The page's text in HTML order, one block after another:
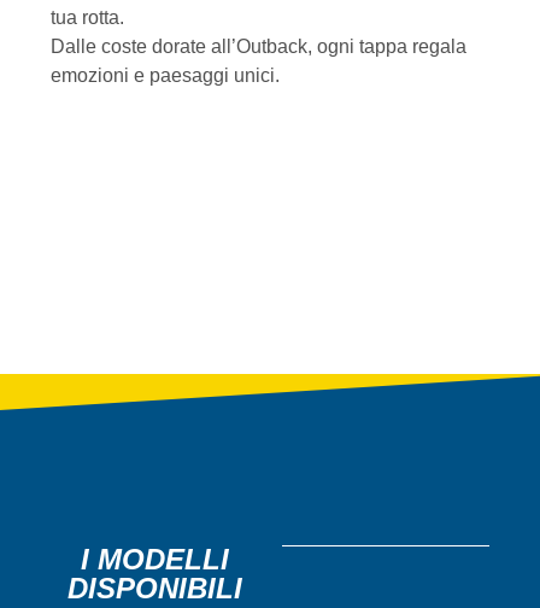
tua rotta.
Dalle coste dorate all’Outback, ogni tappa regala
emozioni e paesaggi unici.
I MODELLI
DISPONIBILI